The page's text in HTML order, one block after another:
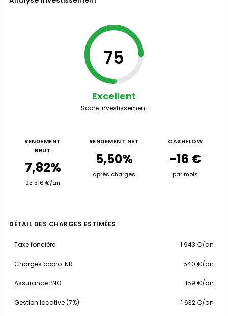
75
Excellent
Score investissement
RENDEMENT
BRUT
7,82%
23 316 €/an
RENDEMENT NET
5,50%
après charges
CASHFLOW
-16 €
par mois
DÉTAIL DES CHARGES ESTIMÉES
Taxe foncière 1 943 €/an
Charges copro. NR 540 €/an
Assurance PNO 159 €/an
Gestion locative (7%) 1 632 €/an